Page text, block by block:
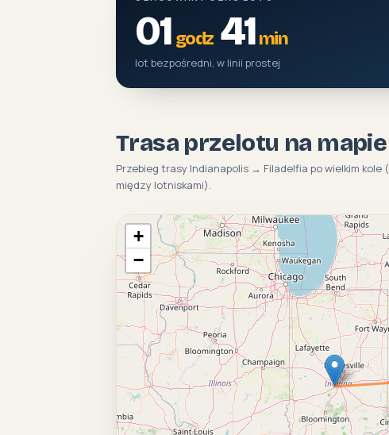
01 godz41min
lot bezpośredni, w linii prostej
Trasa przelotu na mapie
Przebieg trasy Indianapolis → Filadelfia po wielkim kole
między lotniskami).
+
−